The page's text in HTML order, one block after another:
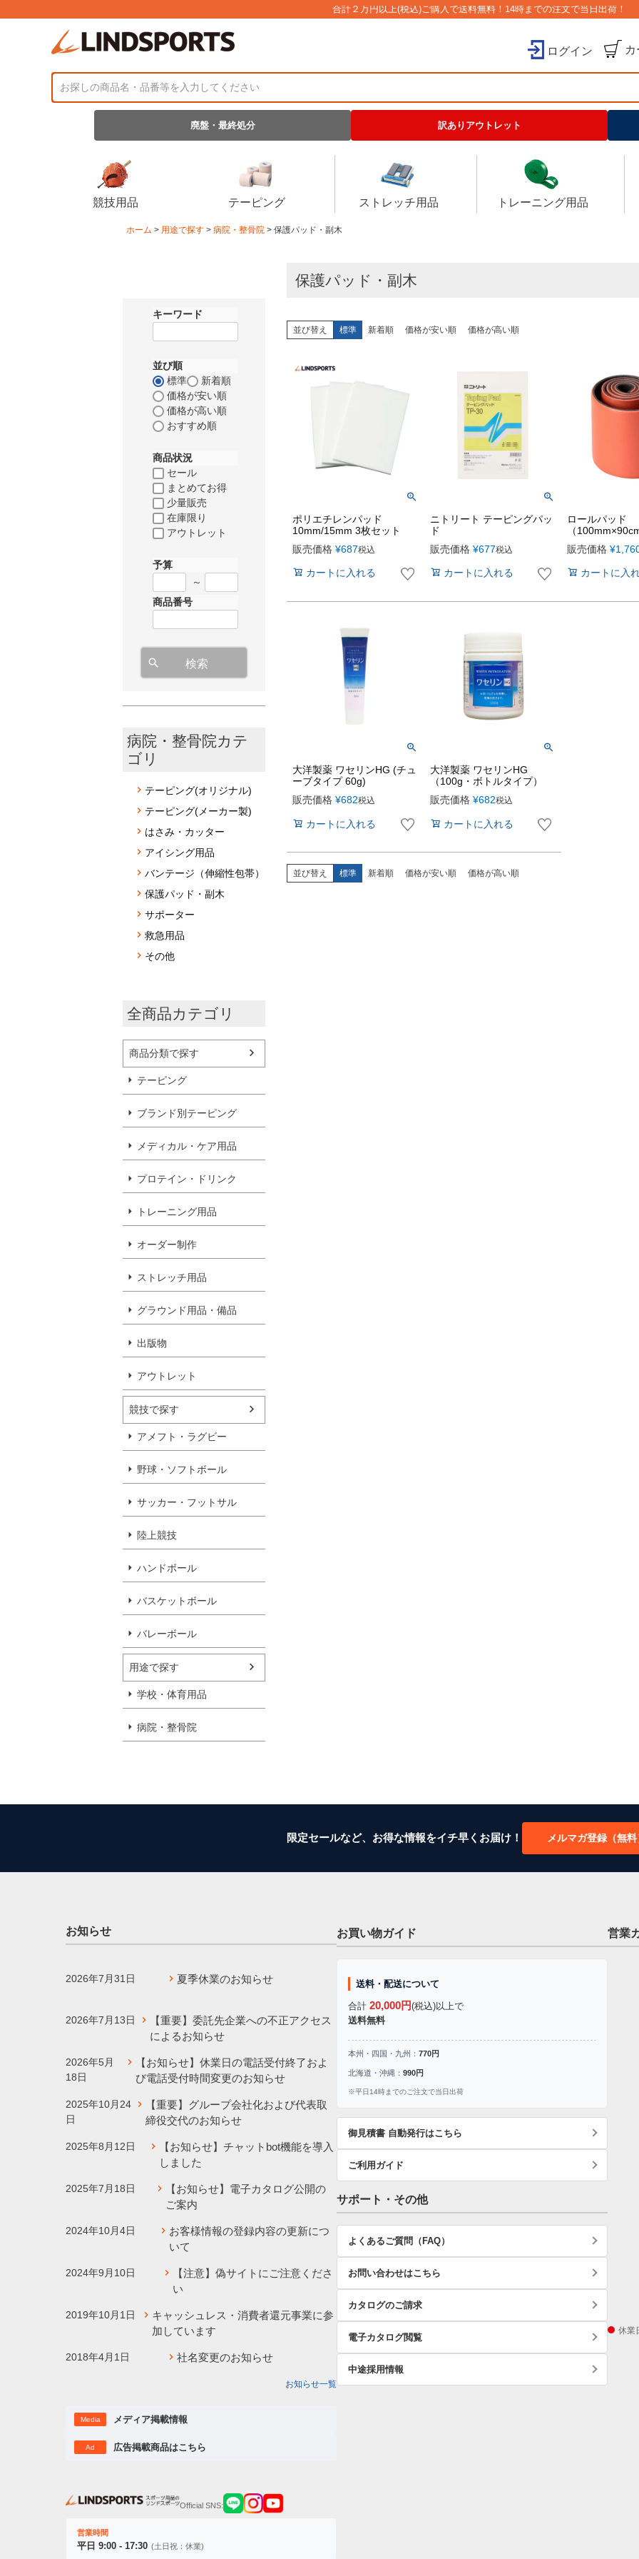
合計２万円以上(税込)ご購入で送料無料！14時までの注文で当日出荷！
ログイン
廃盤・最終処分 訳ありアウトレット
競技用品 テーピング ストレッチ用品 トレーニング用品
ホーム 用途で探す 病院・整骨院 保護パッド・副木
キーワード
並び順
標準
新着順
価格が安い順
価格が高い順
おすすめ順
商品状況
セール
まとめてお得
少量販売
在庫限り
アウトレット
予算
～
商品番号
検索
病院・整骨院カテ
ゴリ
テーピング(オリジナル)
テーピング(メーカー製)
はさみ・カッター
アイシング用品
バンテージ（伸縮性包帯）
保護パッド・副木
サポーター
救急用品
その他
全商品カテゴリ
商品分類で探す
テーピング
ブランド別テーピング
メディカル・ケア用品
プロテイン・ドリンク
トレーニング用品
オーダー制作
ストレッチ用品
グラウンド用品・備品
出版物
アウトレット
競技で探す
アメフト・ラグビー
野球・ソフトボール
サッカー・フットサル
陸上競技
ハンドボール
バスケットボール
バレーボール
用途で探す
学校・体育用品
病院・整骨院
保護パッド・副木
並び替え 標準 新着順 価格が安い順 価格が高い順
ポリエチレンパッド
10mm/15mm 3枚セット
販売価格 ¥687税込
カートに入れる
ニトリート テーピングパッ
ド
販売価格 ¥677税込
カートに入れる
ロールパッド
（
販売価格 ¥
カートに入
大洋製薬 ワセリンHG (チュ
ーブタイプ 60g)
販売価格 ¥682税込
カートに入れる
大洋製薬 ワセリンHG
（100g・ボトルタイプ）
販売価格 ¥682税込
カートに入れる
並び替え 標準 新着順 価格が安い順 価格が高い順
限定セールなど、お得な情報をイチ早くお届け！ メルマガ登録（無料
お知らせ
2026年7月31日 夏季休業のお知らせ
2026年7月13日
【重要】委託先企業への不正アクセス
によるお知らせ
2026年5月
18日
【お知らせ】休業日の電話受付終了およ
び電話受付時間変更のお知らせ
2025年10月24
日
【重要】グループ会社化および代表取
締役交代のお知らせ
2025年8月12日
【お知らせ】チャットbot機能を導入
しました
2025年7月18日
【お知らせ】電子カタログ公開の
ご案内
2024年10月4日
お客様情報の登録内容の更新につ
いて
2024年9月10日
【注意】偽サイトにご注意くださ
い
2019年10月1日
キャッシュレス・消費者還元事業に参
加しています
2018年4月1日 社名変更のお知らせ
お知らせ一覧
Media メディア掲載情報
Ad 広告掲載商品はこちら
Official SNS:
営業時間
平日 9:00 - 17:30 (土日祝：休業)
お買い物ガイド
送料・配送について
合計 20,000円(税込)以上で
送料無料
本州・四国・九州： 770円
北海道・沖縄： 990円
※平日14時までのご注文で当日出荷
御見積書 自動発行はこちら
ご利用ガイド
サポート・その他
よくあるご質問（FAQ）
お問い合わせはこちら
カタログのご請求
電子カタログ閲覧
中途採用情報
営業
休業